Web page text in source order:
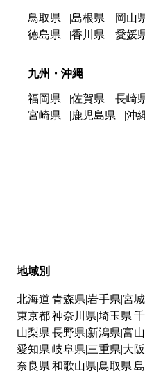
鳥取県 島根県 岡山
徳島県
香川県 愛媛
九州・沖縄
福岡県 佐賀県 長崎
宮崎県
鹿児島県 沖
地域別
北海道 青森県 岩手県 宮
東京都神奈川県 埼玉県
山梨県 長野県 新潟県 富
愛知県 岐阜県 三重県 大
奈良県 和歌山県 鳥取県